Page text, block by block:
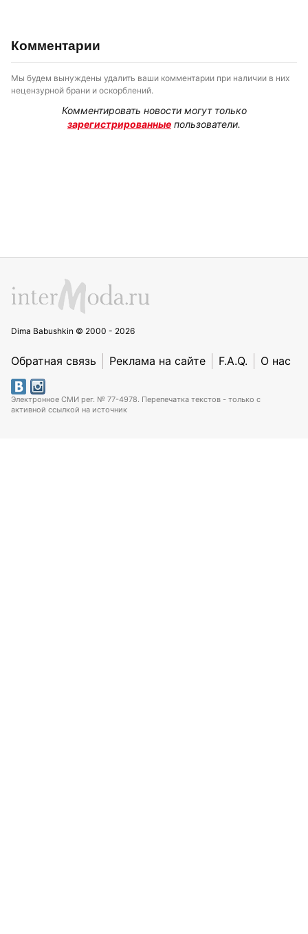
Комментарии
Мы будем вынуждены удалить ваши комментарии при наличии в них
нецензурной брани и оскорблений.
Комментировать новости могут только
зарегистрированные пользователи.
Dima Babushkin © 2000 - 2026
Обратная связь Реклама на сайте F.A.Q. О нас
Электронное СМИ рег. № 77-4978. Перепечатка текстов - только с
активной ссылкой на источник